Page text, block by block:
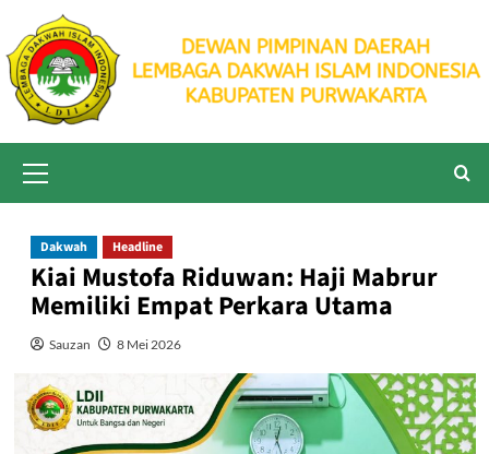
content
Menu
Dakwah Headline
Kiai Mustofa Riduwan: Haji Mabrur
Memiliki Empat Perkara Utama
Sauzan 8 Mei 2026